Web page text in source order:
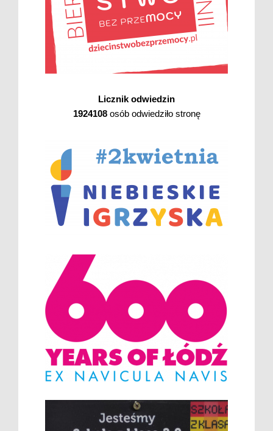
Licznik odwiedzin
1924108osób odwiedziło stronę